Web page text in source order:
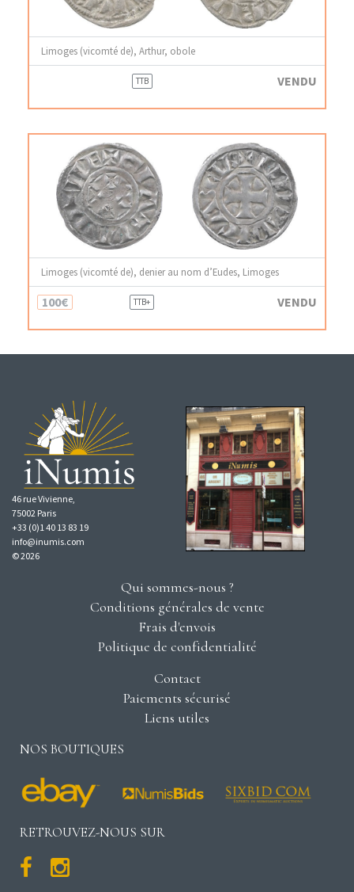
Limoges (vicomté de), Arthur, obole
TTB VENDU
Limoges (vicomté de), denier au nom d’Eudes, Limoges
100€ TTB+ VENDU
46 rue Vivienne,
75002 Paris
+33 (0)1 40 13 83 19
info@inumis.com
© 2026
Qui sommes-nous ?
Conditions générales de vente
Frais d'envois
Politique de confidentialité
Contact
Paiements sécurisé
Liens utiles
NOS BOUTIQUES
RETROUVEZ-NOUS SUR